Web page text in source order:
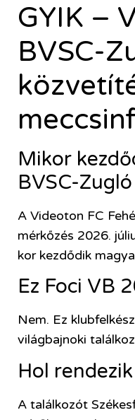
GYIK –
BVSC-
Mikor
BVSC-
A Videoton FC
mérkőzés 2026.
kor kezdődik
Ez Foci VB
Nem. Ez
világbajnoki
Hol
A találkozót